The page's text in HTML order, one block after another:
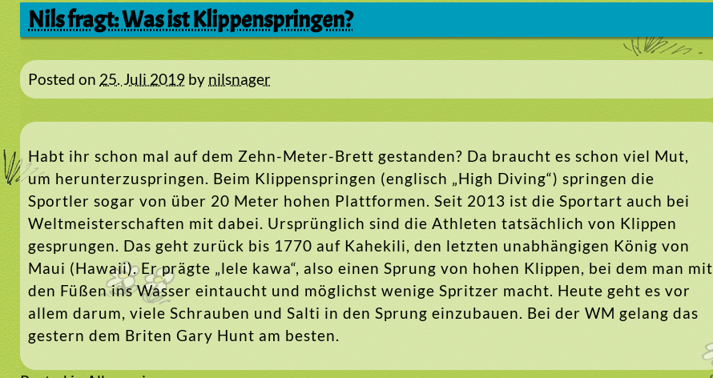
Nils fragt: Was ist Klippenspringen?
Posted on 25. Juli 2019 by nilsnager
Habt ihr schon mal auf dem Zehn-Meter-Brett gestanden? Da braucht es schon viel Mut,
um herunterzuspringen. Beim Klippenspringen (englisch „High Diving“) springen die
Sportler sogar von über 20 Meter hohen Plattformen. Seit 2013 ist die Sportart auch bei
Weltmeisterschaften mit dabei. Ursprünglich sind die Athleten tatsächlich von Klippen
gesprungen. Das geht zurück bis 1770 auf Kahekili, den letzten unabhängigen König von
Maui (Hawaii). Er prägte „lele kawa“, also einen Sprung von hohen Klippen, bei dem man mit
den Füßen ins Wasser eintaucht und möglichst wenige Spritzer macht. Heute geht es vor
allem darum, viele Schrauben und Salti in den Sprung einzubauen. Bei der WM gelang das
gestern dem Briten Gary Hunt am besten.